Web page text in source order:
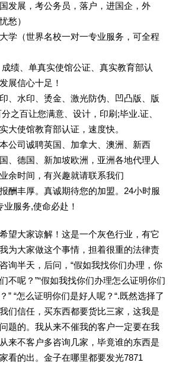
发展，考公务员，落户，进国企，外
愁）
学（世界名校一对一专业服务，可全程
绩、单真实使馆公证、真实教育部认
展信心十足！
、水印、烫金、激光防伪、凹凸版、版
之百让您满意、设计，印刷;毕业.证、
大使馆教育部认证，速度快。
公司诚聘英国、加拿大、澳洲、新西
、德国、新加坡欧洲，亚洲各地代理人
余时间，有兴趣就请联系我们
酬丰厚。真诚期待您的加盟。24小时服
服务,使命必赴！
望大家谅解！这是一个灰色行业，有它
为大家做这个事情，担着很重的法律责
询半天，后问，“假如我找你们办理，你
不呢？”“假如我找你们办理怎么证明你们
” “怎么证明你们是好人呢？“.既然选择了
们信任，买东西都要货比三家，这我是
题的。我从来不催我的客户一定要在我
来不客户多咨询几家，毕竟谁的东西是
看的出。金子在哪里都要发光7871